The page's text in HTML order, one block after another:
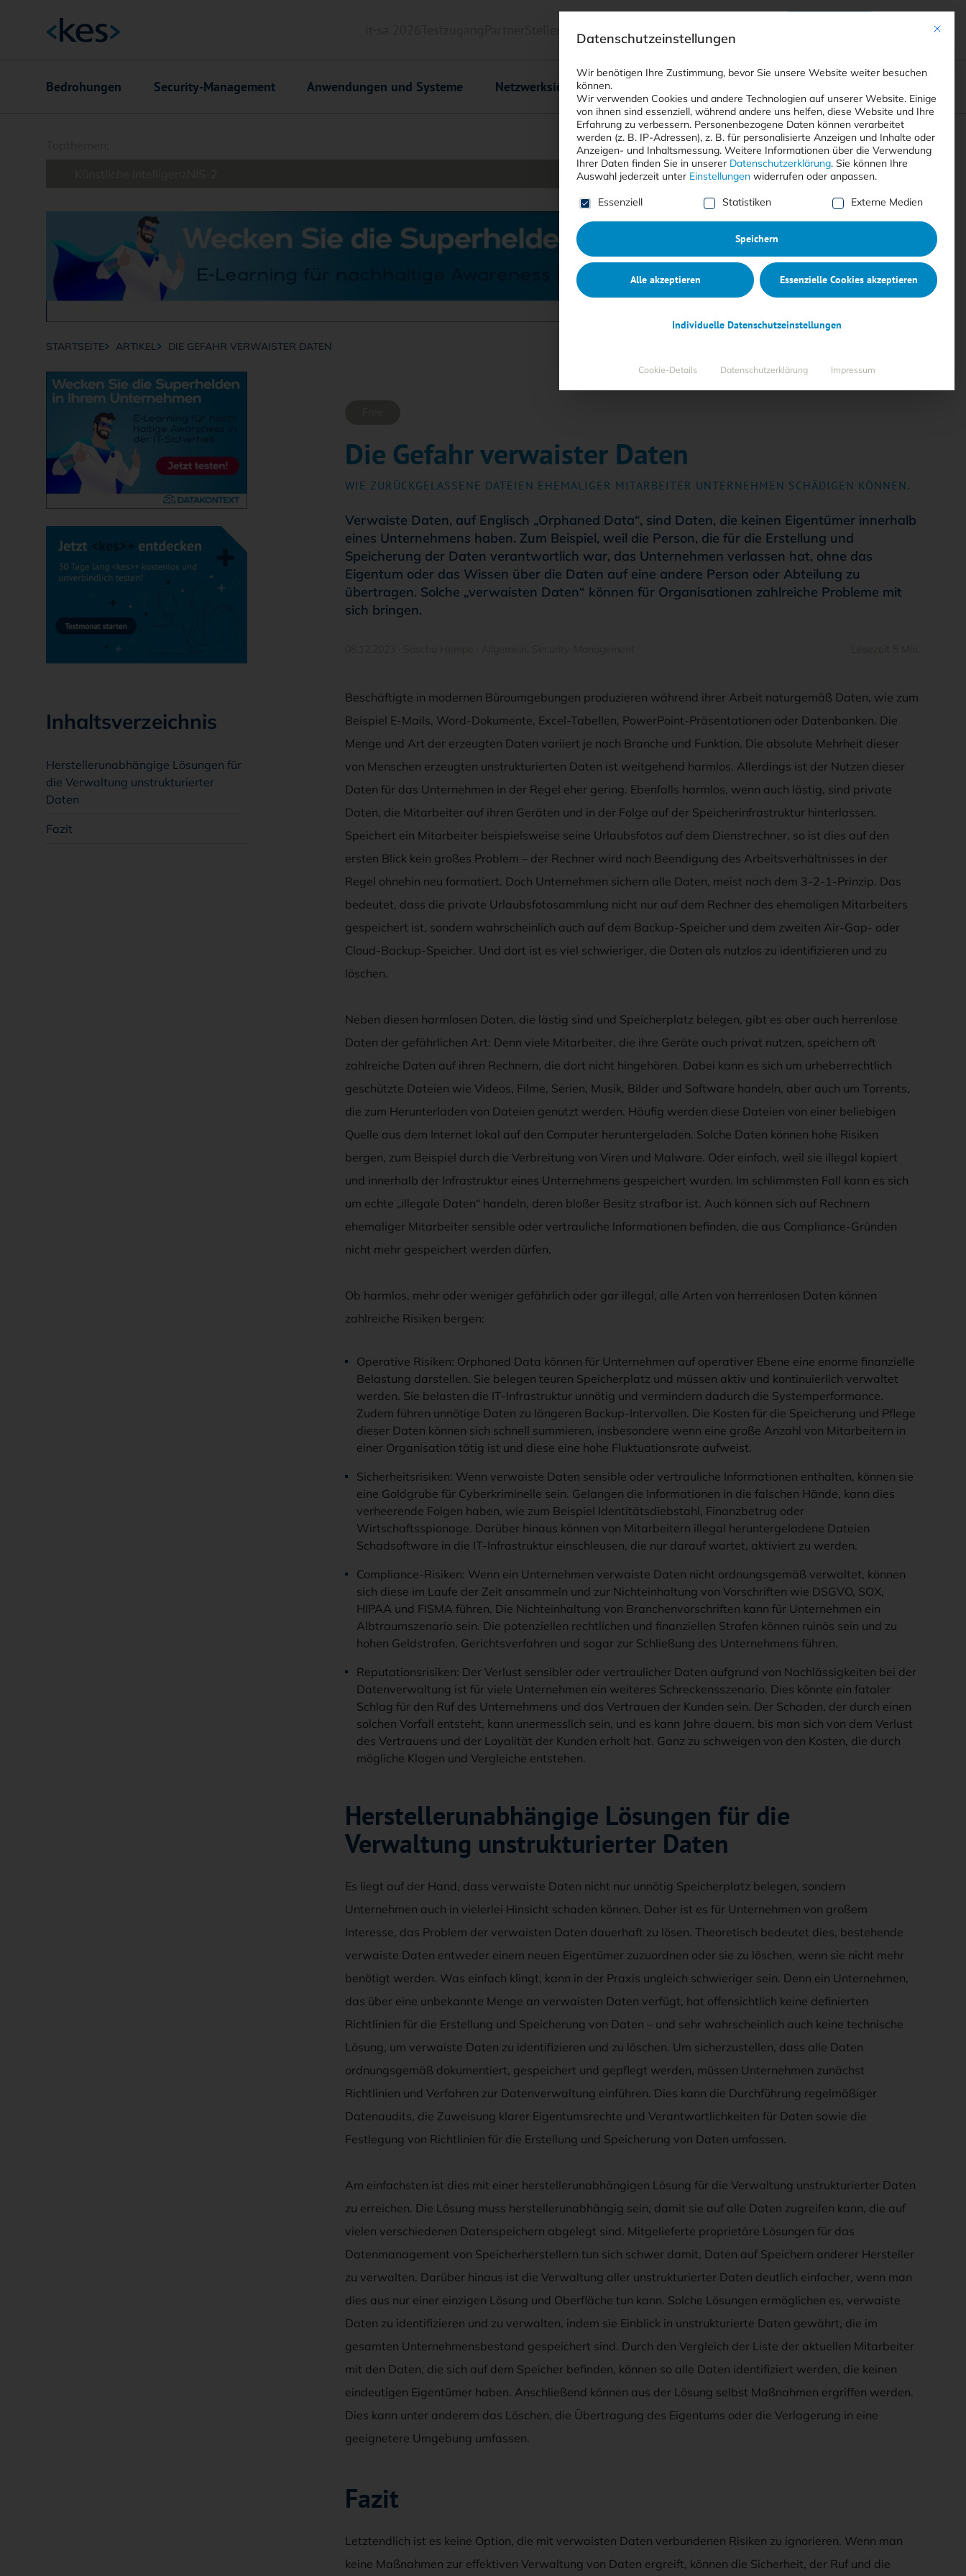
Suchen
Stellenmarkt Downloads
Hauptnavigation
Bedrohungen Security-Management Anwendungen und Systeme Netzwerksicherheit
Breadcrumb-Navigation
STARTSEITE ARTIKEL DIE GEFAHR VERWAISTER DATEN
Inhaltsverzeichnis
Herstellerunabhängige Lösungen für
die Verwaltung unstrukturierter
Daten
Fazit
Die Gefahr verwaister Daten
WIE ZURÜCKGELASSENE DATEIEN EHEMALIGER MITARBEITER UNTERNEHMEN SCHÄDIGEN KÖNNEN.
Verwaiste Daten, auf Englisch „Orphaned Data“, sind Daten, die keinen Eigentümer innerhalb
eines Unternehmens haben. Zum Beispiel, weil die Person, die für die Erstellung und
Speicherung der Daten verantwortlich war, das Unternehmen verlassen hat, ohne das
Eigentum oder das Wissen über die Daten auf eine andere Person oder Abteilung zu
übertragen. Solche „verwaisten Daten“ können für Organisationen zahlreiche Probleme mit
sich bringen.
Beschäftigte in modernen Büroumgebungen produzieren während ihrer Arbeit naturgemäß Daten, wie zum
Beispiel E-Mails, Word-Dokumente, Excel-Tabellen, PowerPoint-Präsentationen oder Datenbanken. Die
Menge und Art der erzeugten Daten variiert je nach Branche und Funktion. Die absolute Mehrheit dieser
von Menschen erzeugten unstrukturierten Daten ist weitgehend harmlos. Allerdings ist der Nutzen dieser
Daten für das Unternehmen in der Regel eher gering. Ebenfalls harmlos, wenn auch lästig, sind private
Daten, die Mitarbeiter auf ihren Geräten und in der Folge auf der Speicherinfrastruktur hinterlassen.
Speichert ein Mitarbeiter beispielsweise seine Urlaubsfotos auf dem Dienstrechner, so ist dies auf den
ersten Blick kein großes Problem – der Rechner wird nach Beendigung des Arbeitsverhältnisses in der
Regel ohnehin neu formatiert. Doch Unternehmen sichern alle Daten, meist nach dem 3-2-1-Prinzip. Das
bedeutet, dass die private Urlaubsfotosammlung nicht nur auf dem Rechner des ehemaligen Mitarbeiters
gespeichert ist, sondern wahrscheinlich auch auf dem Backup-Speicher und dem zweiten Air-Gap- oder
Cloud-Backup-Speicher. Und dort ist es viel schwieriger, die Daten als nutzlos zu identifizieren und zu
löschen.
Neben diesen harmlosen Daten, die lästig sind und Speicherplatz belegen, gibt es aber auch herrenlose
Daten der gefährlichen Art: Denn viele Mitarbeiter, die ihre Geräte auch privat nutzen, speichern oft
zahlreiche Daten auf ihren Rechnern, die dort nicht hingehören. Dabei kann es sich um urheberrechtlich
geschützte Dateien wie Videos, Filme, Serien, Musik, Bilder und Software handeln, aber auch um Torrents,
die zum Herunterladen von Dateien genutzt werden. Häufig werden diese Dateien von einer beliebigen
Quelle aus dem Internet lokal auf den Computer heruntergeladen. Solche Daten können hohe Risiken
bergen, zum Beispiel durch die Verbreitung von Viren und Malware. Oder einfach, weil sie illegal kopiert
und innerhalb der Infrastruktur eines Unternehmens gespeichert wurden. Im schlimmsten Fall kann es sich
um echte „illegale Daten“ handeln, deren bloßer Besitz strafbar ist. Auch können sich auf Rechnern
ehemaliger Mitarbeiter sensible oder vertrauliche Informationen befinden, die aus Compliance-Gründen
nicht mehr gespeichert werden dürfen.
Ob harmlos, mehr oder weniger gefährlich oder gar illegal, alle Arten von herrenlosen Daten können
zahlreiche Risiken bergen:
Operative Risiken: Orphaned Data können für Unternehmen auf operativer Ebene eine enorme finanzielle
Belastung darstellen. Sie belegen teuren Speicherplatz und müssen aktiv und kontinuierlich verwaltet
werden. Sie belasten die IT-Infrastruktur unnötig und vermindern dadurch die Systemperformance.
Zudem führen unnötige Daten zu längeren Backup-Intervallen. Die Kosten für die Speicherung und Pflege
dieser Daten können sich schnell summieren, insbesondere wenn eine große Anzahl von Mitarbeitern in
einer Organisation tätig ist und diese eine hohe Fluktuationsrate aufweist.
Sicherheitsrisiken: Wenn verwaiste Daten sensible oder vertrauliche Informationen enthalten, können sie
eine Goldgrube für Cyberkriminelle sein. Gelangen die Informationen in die falschen Hände, kann dies
verheerende Folgen haben, wie zum Beispiel Identitätsdiebstahl, Finanzbetrug oder
Wirtschaftsspionage. Darüber hinaus können von Mitarbeitern illegal heruntergeladene Dateien
Schadsoftware in die IT-Infrastruktur einschleusen, die nur darauf wartet, aktiviert zu werden.
Compliance-Risiken: Wenn ein Unternehmen verwaiste Daten nicht ordnungsgemäß verwaltet, können
sich diese im Laufe der Zeit ansammeln und zur Nichteinhaltung von Vorschriften wie DSGVO, SOX,
HIPAA und FISMA führen. Die Nichteinhaltung von Branchenvorschriften kann für Unternehmen ein
Albtraumszenario sein. Die potenziellen rechtlichen und finanziellen Strafen können ruinös sein und zu
hohen Geldstrafen, Gerichtsverfahren und sogar zur Schließung des Unternehmens führen.
Reputationsrisiken: Der Verlust sensibler oder vertraulicher Daten aufgrund von Nachlässigkeiten bei der
Datenverwaltung ist für viele Unternehmen ein weiteres Schreckensszenario. Dies könnte ein fataler
Schlag für den Ruf des Unternehmens und das Vertrauen der Kunden sein. Der Schaden, der durch einen
solchen Vorfall entsteht, kann unermesslich sein, und es kann Jahre dauern, bis man sich von dem Verlust
des Vertrauens und der Loyalität der Kunden erholt hat. Ganz zu schweigen von den Kosten, die durch
mögliche Klagen und Vergleiche entstehen.
Herstellerunabhängige Lösungen für die
Verwaltung unstrukturierter Daten
Es liegt auf der Hand, dass verwaiste Daten nicht nur unnötig Speicherplatz belegen, sondern
Unternehmen auch in vielerlei Hinsicht schaden können. Daher ist es für Unternehmen von großem
Interesse, das Problem der verwaisten Daten dauerhaft zu lösen. Theoretisch bedeutet dies, bestehende
verwaiste Daten entweder einem neuen Eigentümer zuzuordnen oder sie zu löschen, wenn sie nicht mehr
benötigt werden. Was einfach klingt, kann in der Praxis ungleich schwieriger sein. Denn ein Unternehmen,
das über eine unbekannte Menge an verwaisten Daten verfügt, hat offensichtlich keine definierten
Richtlinien für die Erstellung und Speicherung von Daten – und sehr wahrscheinlich auch keine technische
Lösung, um verwaiste Daten zu identifizieren und zu löschen. Um sicherzustellen, dass alle Daten
ordnungsgemäß dokumentiert, gespeichert und gepflegt werden, müssen Unternehmen zunächst
Richtlinien und Verfahren zur Datenverwaltung einführen. Dies kann die Durchführung regelmäßiger
Datenaudits, die Zuweisung klarer Eigentumsrechte und Verantwortlichkeiten für Daten sowie die
Festlegung von Richtlinien für die Erstellung und Speicherung von Daten umfassen.
Am einfachsten ist dies mit einer herstellerunabhängigen Lösung für die Verwaltung unstrukturierter Daten
zu erreichen. Die Lösung muss herstellerunabhängig sein, damit sie auf alle Daten zugreifen kann, die auf
vielen verschiedenen Datenspeichern abgelegt sind. Mitgelieferte proprietäre Lösungen für das
Datenmanagement von Speicherherstellern tun sich schwer damit, Daten auf Speichern anderer Hersteller
zu verwalten. Darüber hinaus ist die Verwaltung aller unstrukturierter Daten deutlich einfacher, wenn man
dies aus nur einer einzigen Lösung und Oberfläche tun kann. Solche Lösungen ermöglichen es, verwaiste
Daten zu identifizieren und zu verwalten, indem sie Einblick in unstrukturierte Daten gewährt, die im
gesamten Unternehmensbestand gespeichert sind. Durch den Vergleich der Liste der aktuellen Mitarbeiter
mit den Daten, die sich auf dem Speicher befinden, können so alle Daten identifiziert werden, die keinen
eindeutigen Eigentümer haben. Anschließend können aus der Lösung selbst Maßnahmen ergriffen werden.
Dies kann unter anderem das Löschen, die Übertragung des Eigentums oder die Verlagerung in eine
geeignetere Umgebung umfassen.
Fazit
Letztendlich ist es keine Option, die mit verwaisten Daten verbundenen Risiken zu ignorieren. Wenn man
keine Maßnahmen zur effektiven Verwaltung von Daten ergreift, können die Sicherheit, der Ruf und die
Mit
Datenschutzeinstellungen
Wir benötigen Ihre Zustimmung, bevor Sie unsere Website weiter besuchen
können.
Wir verwenden Cookies und andere Technologien auf unserer Website. Einige
von ihnen sind essenziell, während andere uns helfen, diese Website und Ihre
Erfahrung zu verbessern. Personenbezogene Daten können verarbeitet
werden (z. B. IP-Adressen), z. B. für personalisierte Anzeigen und Inhalte oder
Anzeigen- und Inhaltsmessung. Weitere Informationen über die Verwendung
Ihrer Daten finden Sie in unserer Datenschutzerklärung. Sie können Ihre
Auswahl jederzeit unter Einstellungen widerrufen oder anpassen.
Es folgt eine Liste der Service-Gruppen, für die eine Einwilligung
Essenziell Statistiken Externe Medien
Speichern
Alle akzeptieren Essenzielle Cookies akzeptieren
Individuelle Datenschutzeinstellungen
Cookie-Details Datenschutzerklärung Impressum